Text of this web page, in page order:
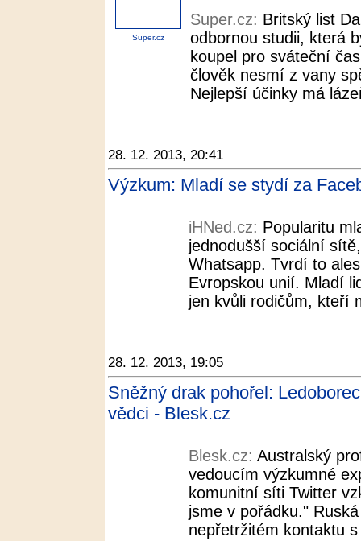
Super.cz
Super.cz: Britský list
odbornou studii, která
koupel pro sváteční
člověk nesmí z vany
Nejlepší účinky má
28. 12. 2013, 20:41
Výzkum: Mladí se stydí za
iHNed.cz: Popularitu
jednodušší sociální
Whatsapp. Tvrdí to
Evropskou unií. Mladí
jen kvůli rodičům, kteří
28. 12. 2013, 19:05
Sněžný drak pohořel:
vědci - Blesk.cz
Blesk.cz: Australský
vedoucím výzkumné
komunitní síti Twitter
jsme v pořádku."
nepřetržitém kontaktu